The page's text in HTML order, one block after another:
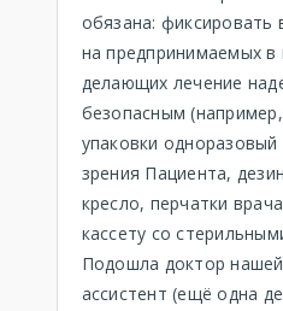
обязана: фиксировать
на предпринимаемых в
делающих лечение
безопасным
упаковки одноразовый
зрения Пациента,
кресло, перчатки
кассету со
Подошла доктор
ассистент (ещё одна